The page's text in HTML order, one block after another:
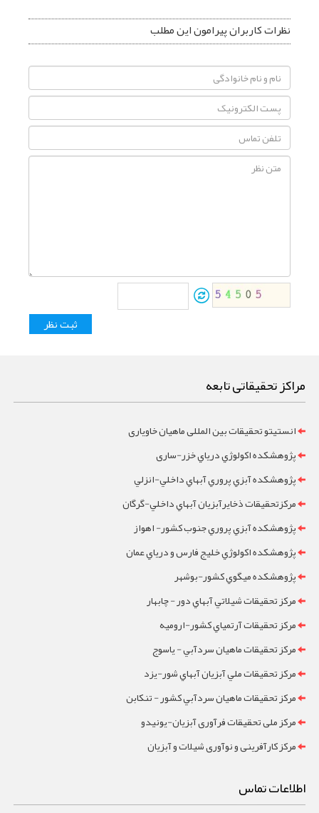
نظرات کاربران پیرامون این مطلب
مراکز تحقیقاتی تابعه
انستیتو تحقیقات بین المللی ماهیان خاویاری
پژوهشکده اکولوژي درياي خزر-ساری
پژوهشکده آبزي پروري آبهاي داخلي-انزلي
مرکزتحقيقات ذخايرآبزيان آبهاي داخلي-گرگان
پژوهشکده آبزي پروري جنوب کشور- اهواز
پژوهشکده اکولوژي خليج فارس و درياي عمان
پژوهشکده ميگوي کشور-بوشهر
مرکز تحقيقات شيلاتي آبهاي دور - چابهار
مرکز تحقيقات آرتمياي کشور-ارومیه
مرکز تحقيقات ماهيان سردآبي - ياسوج
مرکز تحقيقات ملي آبزيان آبهاي شور-یزد
مرکز تحقيقات ماهيان سردآبي کشور - تنکابن
مرکز ملی تحقیقات فرآوری آبزیان-یونیدو
مرکز کارآفرینی و نوآوری شیلات و آبزیان
اطلاعات تماس